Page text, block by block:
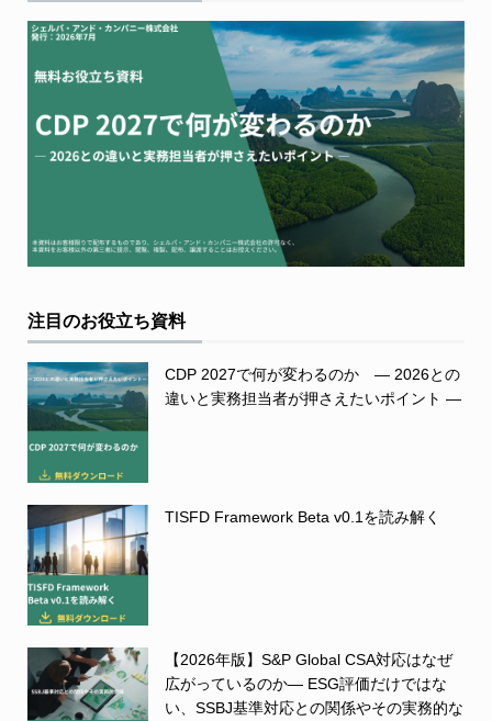
注目のお役立ち資料
CDP 2027で何が変わるのか ― 2026との
違いと実務担当者が押さえたいポイント ―
TISFD Framework Beta v0.1を読み解く
【2026年版】S&P Global CSA対応はなぜ
広がっているのか― ESG評価だけではな
い、SSBJ基準対応との関係やその実務的な